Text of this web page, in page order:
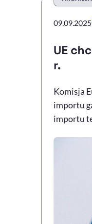
09.09.2025
UE
r.
Komisja
importu
importu